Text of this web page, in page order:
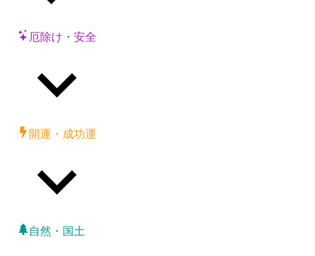
厄除け・安全
開運・成功運
自然・国土